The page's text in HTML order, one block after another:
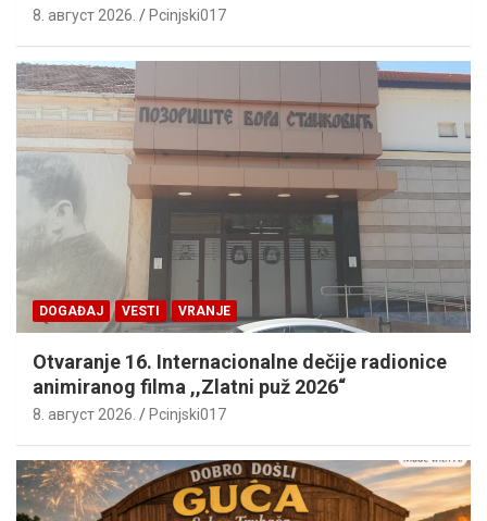
8. август 2026. Pcinjski017
DOGAĐAJ VESTI VRANJE
Otvaranje 16. Internacionalne dečije radionice
animiranog filma ,,Zlatni puž 2026“
8. август 2026. Pcinjski017